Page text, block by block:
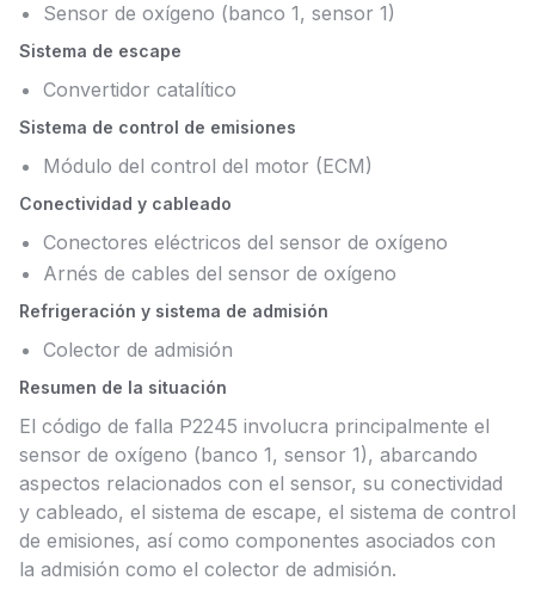
Sensor de oxígeno (banco 1, sensor 1)
Sistema de escape
Convertidor catalítico
Sistema de control de emisiones
Módulo del control del motor (ECM)
Conectividad y cableado
Conectores eléctricos del sensor de oxígeno
Arnés de cables del sensor de oxígeno
Refrigeración y sistema de admisión
Colector de admisión
Resumen de la situación
El código de falla P2245 involucra principalmente el
sensor de oxígeno (banco 1, sensor 1), abarcando
aspectos relacionados con el sensor, su conectividad
y cableado, el sistema de escape, el sistema de control
de emisiones, así como componentes asociados con
la admisión como el colector de admisión.